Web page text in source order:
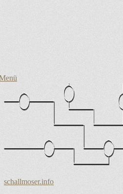
schallmoser.info